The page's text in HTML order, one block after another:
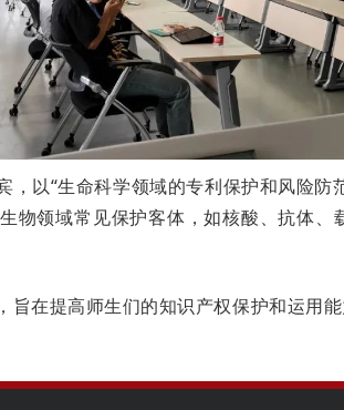
以“生命科学领域的专利保护和风险
物领域常见保护客体，如核酸、抗体
在提高师生们的知识产权保护和运用能